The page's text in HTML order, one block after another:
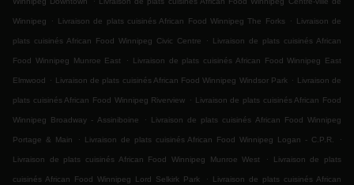
Winnipeg . Livraison de plats cuisinés African Food Winnipeg The Forks . Livraison de
plats cuisinés African Food Winnipeg Civic Centre . Livraison de plats cuisinés African
Food Winnipeg Munroe East . Livraison de plats cuisinés African Food Winnipeg East
Elmwood . Livraison de plats cuisinés African Food Winnipeg Windsor Park . Livraison de
plats cuisinés African Food Winnipeg Riverview . Livraison de plats cuisinés African Food
Winnipeg Broadway - Assiniboine . Livraison de plats cuisinés African Food Winnipeg
Portage & Main . Livraison de plats cuisinés African Food Winnipeg Logan - C.P.R. .
Livraison de plats cuisinés African Food Winnipeg Munroe West . Livraison de plats
cuisinés African Food Winnipeg Lord Selkirk Park . Livraison de plats cuisinés African